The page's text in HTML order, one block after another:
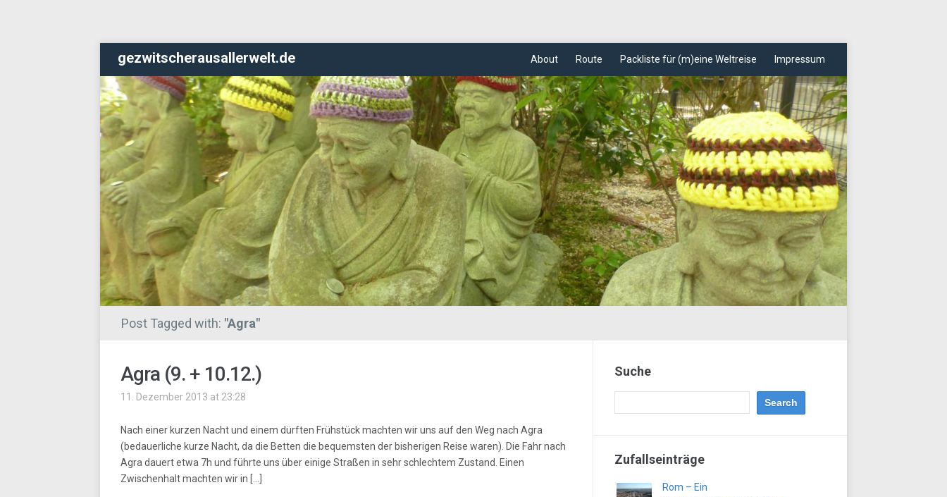
gezwitscherausallerwelt.de About Route Packliste für (m)eine Weltreise Impressum
Post Tagged with: "Agra"
Agra (9. + 10.12.)
11. Dezember 2013 at 23:28
Nach einer kurzen Nacht und einem dürften Frühstück machten wir uns auf den Weg nach Agra
(bedauerliche kurze Nacht, da die Betten die bequemsten der bisherigen Reise waren). Die Fahr nach
Agra dauert etwa 7h und führte uns über einige Straßen in sehr schlechtem Zustand. Einen
Zwischenhalt machten wir in […]
Suche
Zufallseinträge
Rom – Ein